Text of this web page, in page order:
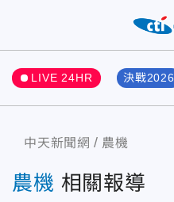
LIVE 24HR 決戰2026
中天新聞網 農機
農機 相關報導